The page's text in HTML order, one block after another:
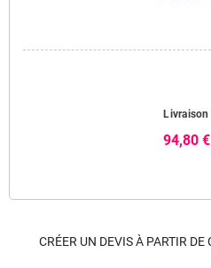
94,80 €
CRÉER UN DEVIS À PARTIR DE